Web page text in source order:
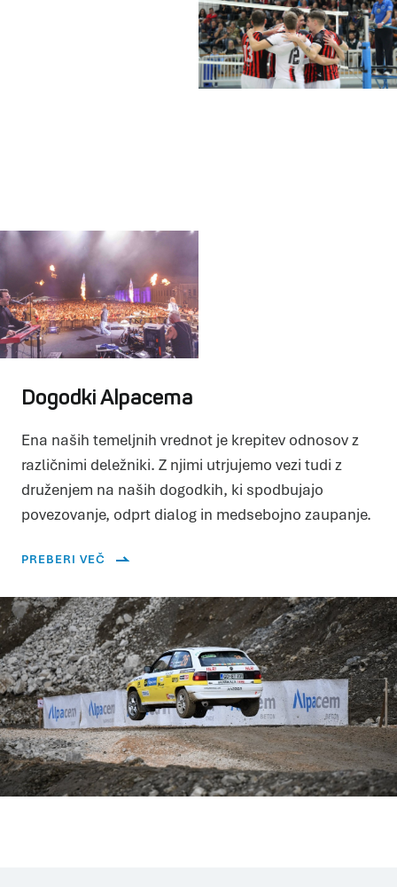
Dogodki Alpacema
Ena naših temeljnih vrednot je krepitev odnosov z
različnimi deležniki. Z njimi utrjujemo vezi tudi z
druženjem na naših dogodkih, ki spodbujajo
povezovanje, odprt dialog in medsebojno zaupanje.
PREBERI VEČ
DOVOLI VSE